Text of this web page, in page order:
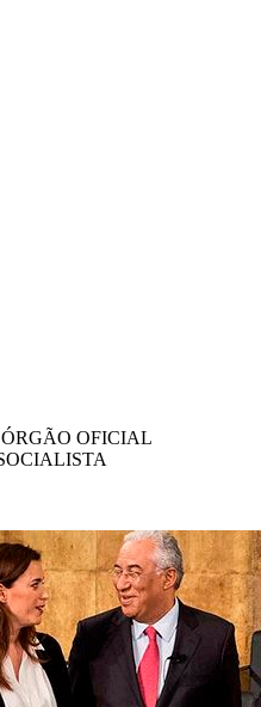
OFICIAL